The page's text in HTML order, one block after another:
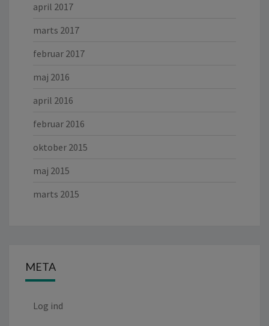
april 2017
marts 2017
februar 2017
maj 2016
april 2016
februar 2016
oktober 2015
maj 2015
marts 2015
META
Log ind